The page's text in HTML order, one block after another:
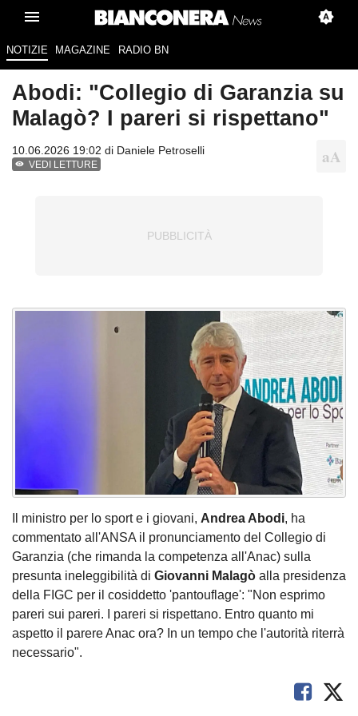
NOTIZIE MAGAZINE RADIO BN
Abodi: "Collegio di Garanzia su
Malagò? I pareri si rispettano"
10.06.2026 19:02 di Daniele Petroselli
VEDI LETTURE
Il ministro per lo sport e i giovani, Andrea Abodi, ha
commentato all'ANSA il pronunciamento del Collegio di
Garanzia (che rimanda la competenza all'Anac) sulla
presunta ineleggibilità di Giovanni Malagò alla presidenza
della FIGC per il cosiddetto 'pantouflage': "Non esprimo
pareri sui pareri. I pareri si rispettano. Entro quanto mi
aspetto il parere Anac ora? In un tempo che l'autorità riterrà
necessario".